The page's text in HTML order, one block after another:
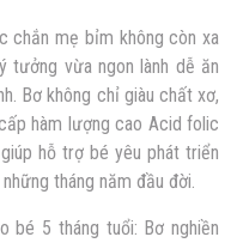
chắn mẹ bỉm không còn xa
vừa ngon lành dễ ăn
Bơ không chỉ giàu chất xơ,
hàm lượng cao Acid folic
hỗ trợ bé yêu phát triển
tháng năm đầu đời.
bé 5 tháng tuổi: Bơ nghiền